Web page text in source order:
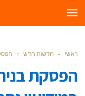
תפריט
ראשי » חדשות חדש » הפסקת בניה: 12